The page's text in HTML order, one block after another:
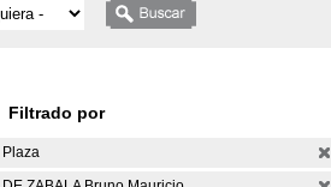
Filtrado por
Plaza